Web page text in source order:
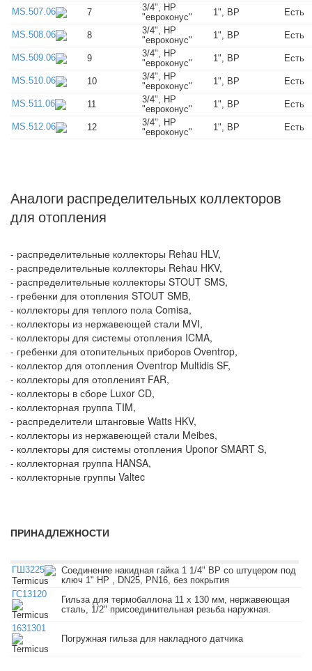
MS.507.06 7
3/4", НР
"евроконус"
1", ВР Есть
MS.508.06 8
3/4", НР
"евроконус"
1", ВР Есть
MS.509.06 9
3/4", НР
"евроконус"
1", ВР Есть
MS.510.06 10
3/4", НР
"евроконус"
1", ВР Есть
MS.511.06 11
3/4", НР
"евроконус"
1", ВР Есть
MS.512.06 12
3/4", НР
"евроконус"
1", ВР Есть
Аналоги распределительных коллекторов
для отопления
- распределительные коллекторы Rehau HLV,
- распределительные коллекторы Rehau HKV,
- распределительные коллекторы STOUT SMS,
- гребенки для отопления STOUT SMB,
- коллекторы для теплого пола Comisa,
- коллекторы из нержавеющей стали MVI,
- коллекторы для системы отопления ICMA,
- гребенки для отопительных приборов Oventrop,
- коллектор для отопления Oventrop Multidis SF,
- коллекторы для отопленият FAR,
- коллекторы в сборе Luxor CD,
- коллекторная группа TIM,
- распределители штанговые Watts HKV,
- коллекторы из нержавеющей стали Meibes,
- коллекторы для системы отопления Uponor SMART S,
- коллекторная группа HANSA,
- коллекторные группы Valtec
ПРИНАДЛЕЖНОСТИ
ГШ3225
Termicus
Соединение накидная гайка 1 1/4" ВР со штуцером под
ключ 1" НР , DN25, PN16, без покрытия
ГС13120
Termicus
Гильза для термобаллона 11 х 130 мм, нержавеющая
сталь, 1/2" присоединительная резьба наружная.
1631301
Termicus
Погружная гильза для накладного датчика